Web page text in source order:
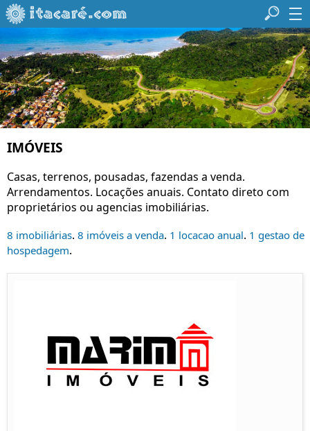
IMÓVEIS
Casas, terrenos, pousadas, fazendas a venda.
Arrendamentos. Locações anuais. Contato direto com
proprietários ou agencias imobiliárias.
8 imobiliárias. 8 imóveis a venda. 1 locacao anual. 1 gestao de
hospedagem.